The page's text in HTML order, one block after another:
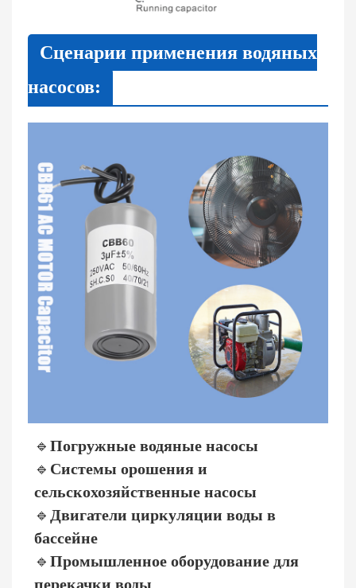
Сценарии применения водяных
насосов:
🔹 Погружные водяные насосы
🔹 Системы орошения и
сельскохозяйственные насосы
🔹 Двигатели циркуляции воды в
бассейне
🔹 Промышленное оборудование для
перекачки воды